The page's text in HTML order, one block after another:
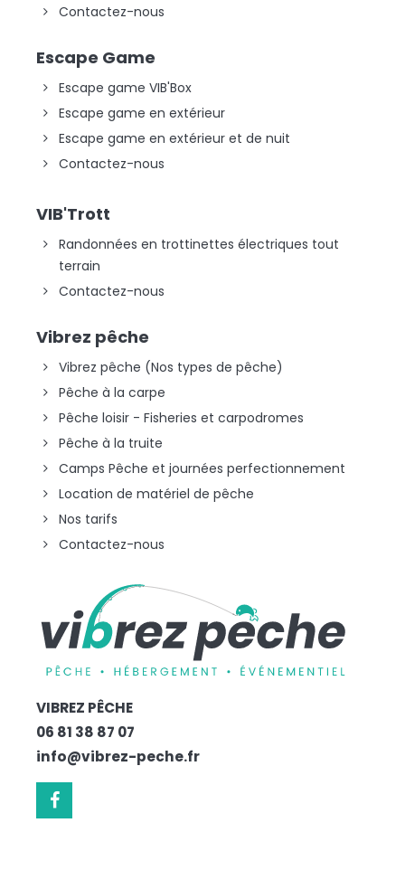
Contactez-nous
Escape Game
Escape game VIB'Box
Escape game en extérieur
Escape game en extérieur et de nuit
Contactez-nous
VIB'Trott
Randonnées en trottinettes électriques tout
terrain
Contactez-nous
Vibrez pêche
Vibrez pêche (Nos types de pêche)
Pêche à la carpe
Pêche loisir - Fisheries et carpodromes
Pêche à la truite
Camps Pêche et journées perfectionnement
Location de matériel de pêche
Nos tarifs
Contactez-nous
VIBREZ PÊCHE
06 81 38 87 07
info@vibrez-peche.fr